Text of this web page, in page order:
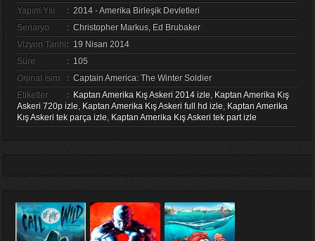
Yapım Yılı
: 2014 - Amerika Birleşik Devletleri
Senaryo
: Christopher Markus, Ed Brubaker
Vizyon Tarihi: 19 Nisan 2014
Süre
: 105
Orjinal İsim
: Captain America: The Winter Soldier
Etiketler
: Kaptan Amerika Kış Askeri 2014 izle, Kaptan Amerika Kış
Askeri 720p izle, Kaptan Amerika Kış Askeri full hd izle, Kaptan Amerika
Kış Askeri tek parça izle, Kaptan Amerika Kış Askeri tek part izle